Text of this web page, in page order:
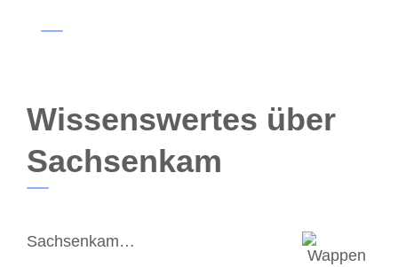
Wissenswertes über
Sachsenkam
Sachsenkam…